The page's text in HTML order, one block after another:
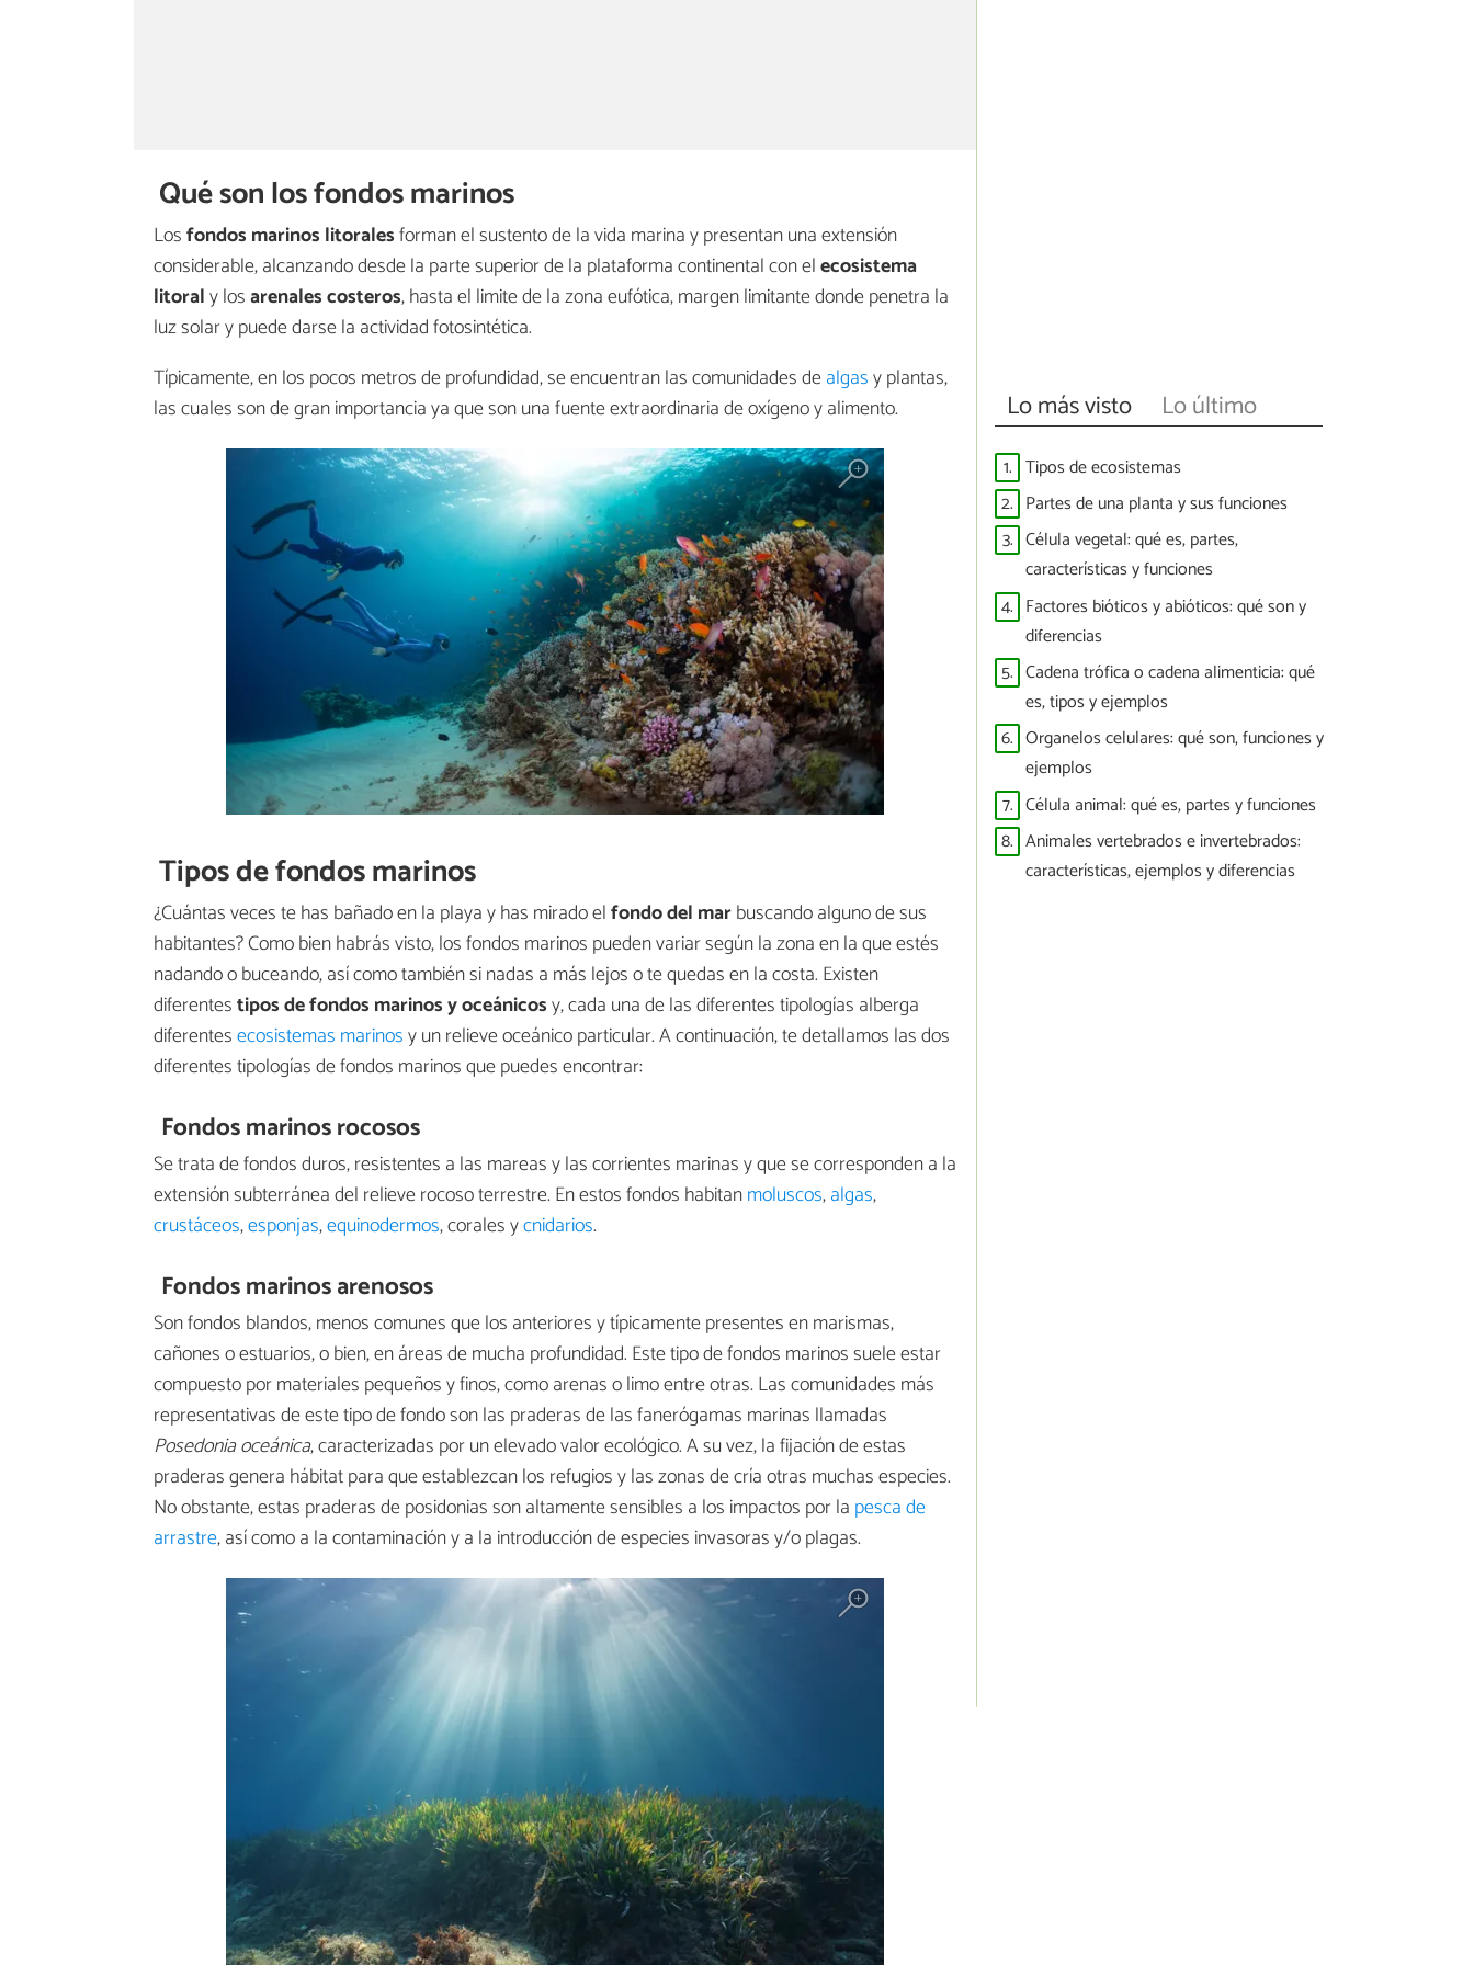
Qué son los fondos marinos
Losfondos marinos litoralesforman el sustento de la vida marina y presentan una extensión
considerable, alcanzando desde la parte superior de la plataforma continental con elecosistema
litoraly losarenales costeros, hasta el limite de la zona eufótica, margen limitante donde penetra la
luz solar y puede darse la actividad fotosintética.
Típicamente, en los pocos metros de profundidad, se encuentran las comunidades dealgasy plantas,
las cuales son de gran importancia ya que son una fuente extraordinaria de oxígeno y alimento.
Tipos de fondos marinos
¿Cuántas veces te has bañado en la playa y has mirado elfondo del marbuscando alguno de sus
habitantes? Como bien habrás visto, los fondos marinos pueden variar según la zona en la que estés
nadando o buceando, así como también si nadas a más lejos o te quedas en la costa. Existen
diferentestipos de fondos marinos y oceánicosy, cada una de las diferentes tipologías alberga
diferentesecosistemas marinosy un relieve oceánico particular. A continuación, te detallamos las dos
diferentes tipologías de fondos marinos que puedes encontrar:
Fondos marinos rocosos
Se trata de fondos duros, resistentes a las mareas y las corrientes marinas y que se corresponden a la
extensión subterránea del relieve rocoso terrestre. En estos fondos habitanmoluscos,algas,
crustáceos,esponjas,equinodermos, corales ycnidarios.
Fondos marinos arenosos
Son fondos blandos, menos comunes que los anteriores y típicamente presentes en marismas,
cañones o estuarios, o bien, en áreas de mucha profundidad. Este tipo de fondos marinos suele estar
compuesto por materiales pequeños y finos, como arenas o limo entre otras. Las comunidades más
representativas de este tipo de fondo son las praderas de las fanerógamas marinas llamadas
Posedonia oceánica, caracterizadas por un elevado valor ecológico. A su vez, la fijación de estas
praderas genera hábitat para que establezcan los refugios y las zonas de cría otras muchas especies.
No obstante, estas praderas de posidonias son altamente sensibles a los impactos por la pesca de
arrastre, así como a la contaminación y a la introducción de especies invasoras y/o plagas.
Lo más visto Lo último
1. Tipos de ecosistemas
2. Partes de una planta y sus funciones
3. Célula vegetal: qué es, partes,
características y funciones
4. Factores bióticos y abióticos: qué son y
diferencias
5. Cadena trófica o cadena alimenticia: qué
es, tipos y ejemplos
6. Organelos celulares: qué son, funciones y
ejemplos
7. Célula animal: qué es, partes y funciones
8. Animales vertebrados e invertebrados:
características, ejemplos y diferencias